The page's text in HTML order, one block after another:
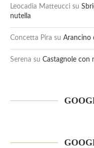
Leocadia Matteucci su
nutella
Concetta Pira su Arancino
Serena su Castagnole con